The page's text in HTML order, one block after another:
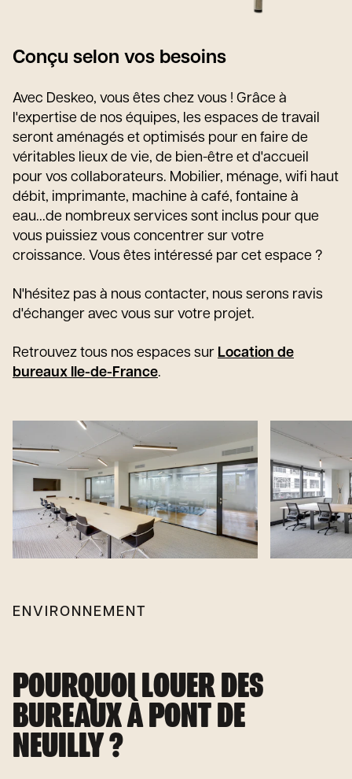
Conçu selon vos besoins
Avec Deskeo, vous êtes chez vous ! Grâce à
l'expertise de nos équipes, les espaces de travail
seront aménagés et optimisés pour en faire de
véritables lieux de vie, de bien-être et d'accueil
pour vos collaborateurs. Mobilier, ménage, wifi haut
débit, imprimante, machine à café, fontaine à
eau...de nombreux services sont inclus pour que
vous puissiez vous concentrer sur votre
croissance. Vous êtes intéressé par cet espace ?
N'hésitez pas à nous contacter, nous serons ravis
d'échanger avec vous sur votre projet.
Retrouvez tous nos espaces sur Location de
bureaux Ile-de-France.
ENVIRONNEMENT
POURQUOI LOUER DES
BUREAUX À PONT DE
NEUILLY ?